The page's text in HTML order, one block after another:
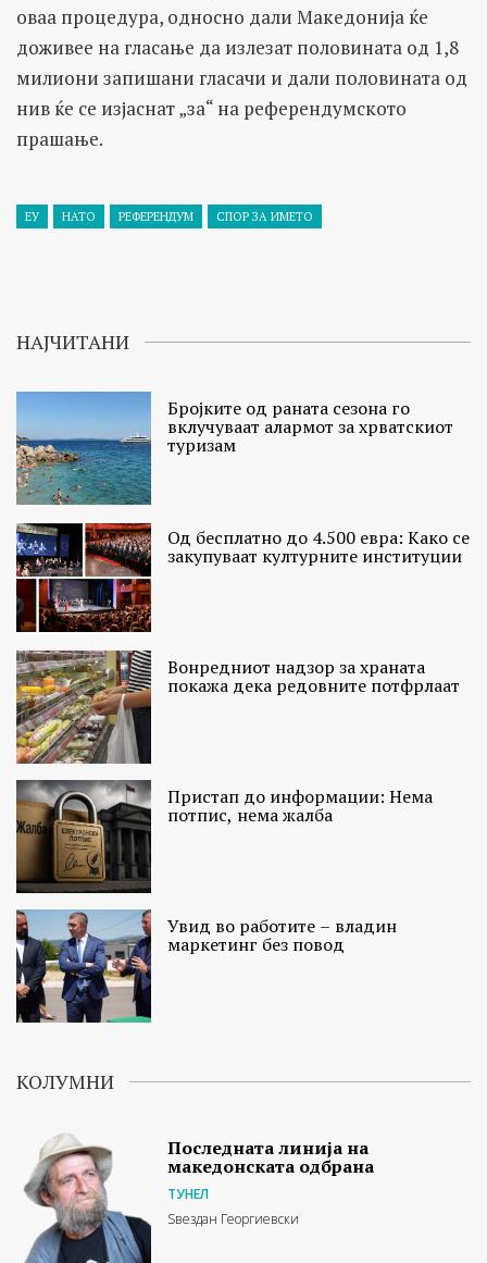
оваа процедура, односно дали Македонија ќе
доживее на гласање да излезат половината од 1,8
милиони запишани гласачи и дали половината од
нив ќе се изјаснат „за“ на референдумското
прашање.
ЕУ НАТО РЕФЕРЕНДУМ СПОР ЗА ИМЕТО
НАЈЧИТАНИ
Бројките од раната сезона го
вклучуваат алармот за хрватскиот
туризам
Од бесплатно до 4.500 евра: Како се
закупуваат културните институции
Вонредниот надзор за храната
покажа дека редовните потфрлаат
Пристап до информации: Нема
потпис, нема жалба
Увид во работите – владин
маркетинг без повод
КОЛУМНИ
Последната линија на
македонската одбрана
ТУНЕЛ
Ѕвездан Георгиевски